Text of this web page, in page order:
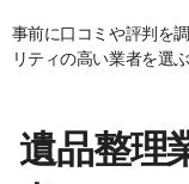
事前に口コミや評判を
リティの高い業者を選
遺品整理